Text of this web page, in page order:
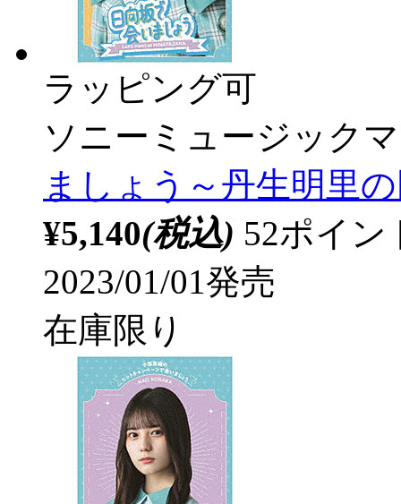
ラッピング可
ソニーミュージック
ましょう～丹生明里
¥5,140(税込) 52ポイ
2023/01/01発売
在庫限り